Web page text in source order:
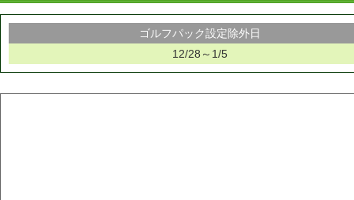
ゴルフパック設定除外日
12/28～1/5